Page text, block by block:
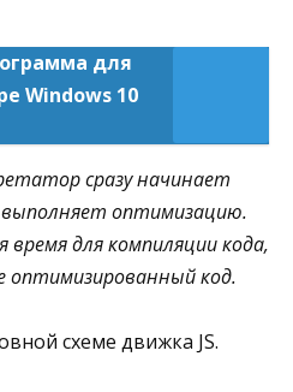
для
Windows 10
сразу начинает
оптимизацию.
для компиляции кода,
оптимизированный код.
схеме движка JS.